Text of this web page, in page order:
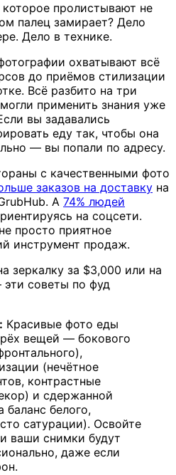
пролистывают не
палец замирает? Дело
Дело в технике.
охватывают всё
до приёмов стилизации
Всё разбито на три
применить знания уже
вы задавались
еду так, чтобы она
— вы попали по адресу.
с качественными фото
заказов на доставку на
А 74% людей
на соцсети.
просто приятное
инструмент продаж.
зеркалку за $3,000 или на
советы по фуд
Красивые фото еды
вещей — бокового
(нечётное
контрастные
и сдержанной
баланс белого,
сатурации). Освойте
ваши снимки будут
даже если